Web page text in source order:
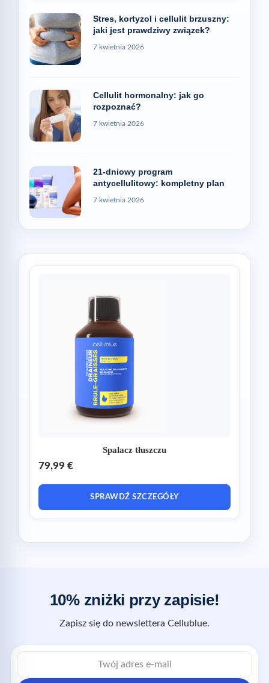
Stres, kortyzol i cellulit brzuszny:
jaki jest prawdziwy związek?
7 kwietnia 2026
Cellulit hormonalny: jak go
rozpoznać?
7 kwietnia 2026
21-dniowy program
antycellulitowy: kompletny plan
7 kwietnia 2026
Spalacz tłuszczu
79,99 €
SPRAWDŹ SZCZEGÓŁY
10% zniżki przy zapisie!
Zapisz się do newslettera Cellublue.